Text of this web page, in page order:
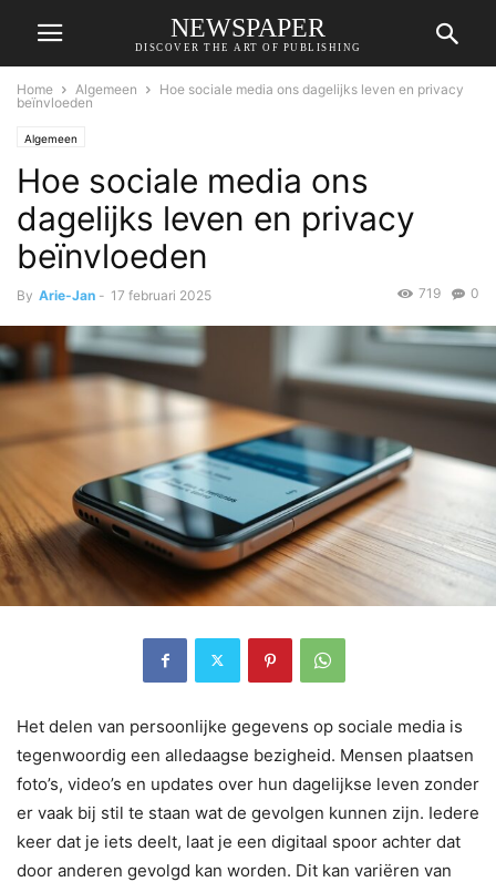
NEWSPAPER
DISCOVER THE ART OF PUBLISHING
Home Algemeen
Hoe sociale media ons dagelijks leven en privacy
beïnvloeden
Algemeen
Hoe sociale media ons
dagelijks leven en privacy
beïnvloeden
By Arie-Jan - 17 februari 2025 0
719
Het delen van persoonlijke gegevens op sociale media is
tegenwoordig een alledaagse bezigheid. Mensen plaatsen
foto’s, video’s en updates over hun dagelijkse leven zonder
er vaak bij stil te staan wat de gevolgen kunnen zijn. Iedere
keer dat je iets deelt, laat je een digitaal spoor achter dat
door anderen gevolgd kan worden. Dit kan variëren van